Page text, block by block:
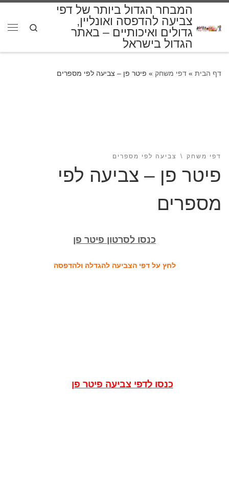
המבחר הגדול ביותר של דפי
צביעה להדפסה ואונליין,
גדולים ואיכותיים – באתר
הגדול בישראל
Search
דף הבית » דפי משחק » פיטר פן – צביעה לפי מספרים
דפי משחק צביעה לפי מספרים
פיטר פן – צביעה לפי
מספרים
כנסו לסרטון פיטר פן
לחץ על דפי הצביעה להגדלה ולהדפסה
כנסו לדפי צביעה פיטר פן